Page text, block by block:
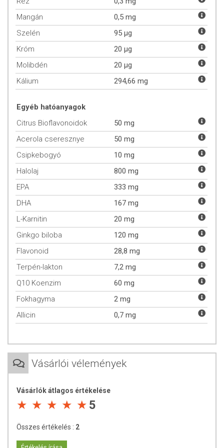
ADAGOLÁS
Napi ajánlott mennyiség: 1 csomag étkezés közben vagy közvetlenül
étkezés után. A napi ajánlott mennyiséget ne lépje túl!
ÖSSZETEVŐK
Mangán
0,5 mg
Szelén
95 µg
Króm
20 µg
Molibdén
20 µg
Kálium
294,66 mg
Egyéb hatóanyagok
Citrus Bioflavonoidok
50 mg
Acerola cseresznye
50 mg
Csipkebogyó
10 mg
Halolaj
800 mg
EPA
333 mg
DHA
167 mg
L-Karnitin
20 mg
Ginkgo biloba
120 mg
Flavonoid
28,8 mg
Terpén-lakton
7,2 mg
Q10 Koenzim
60 mg
Fokhagyma
2 mg
Allicin
0,7 mg
Vásárlói vélemények
Vásárlók átlagos értékelése
5
Összes értékelés : 2